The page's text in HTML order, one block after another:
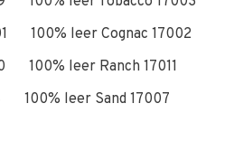
100% leer Cognac 17002
100% leer Ranch 17011
100% leer Sand 17007